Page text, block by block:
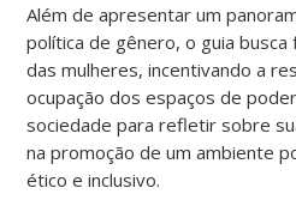
Além de apresentar um
política de gênero, o guia
das mulheres, incentivando a
ocupação dos espaços de
sociedade para refletir sobre
na promoção de um ambiente
ético e inclusivo.